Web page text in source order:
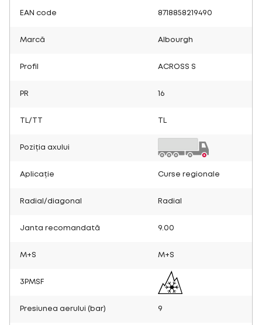
EAN code 8718858219490
Marcă Albourgh
Profil ACROSS S
PR 16
TL/TT
Poziția axului
Aplicație Curse regionale
Radial/diagonal Radial
Janta recomandată 9.00
M+S M+S
3PMSF
Presiunea aerului (bar) 9